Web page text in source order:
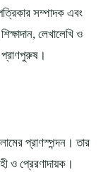
সম্পাদক এবং
লেখালেখি ও
প্রাণপুরুষ।
প্রাণস্পন্দন। তার
ও প্রেরণাদায়ক।